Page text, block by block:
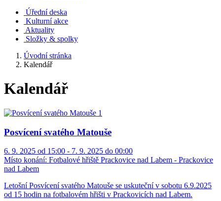
Úřední deska
Kulturní akce
Aktuality
Složky & spolky
Úvodní stránka
Kalendář
Kalendář
Posvícení svatého Matouše
6. 9. 2025 od 15:00 - 7. 9. 2025 do 00:00
Místo konání: Fotbalové hřiště Prackovice nad Labem - Prackovice
nad Labem
Letošní Posvícení svatého Matouše se uskuteční v sobotu 6.9.2025
od 15 hodin na fotbalovém hřišti v Prackovicích nad Labem.